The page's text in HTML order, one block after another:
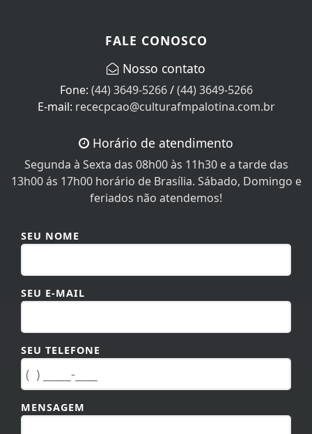
FALE CONOSCO
Nosso contato
Fone: (44) 3649-5266/(44) 3649-5266
E-mail: rececpcao@culturafmpalotina.com.br
Horário de atendimento
Segunda à Sexta das 08h00 às 11h30 e a tarde das
13h00 ás 17h00 horário de Brasília. Sábado, Domingo e
feriados não atendemos!
SEU NOME
SEU E-MAIL
SEU TELEFONE
MENSAGEM